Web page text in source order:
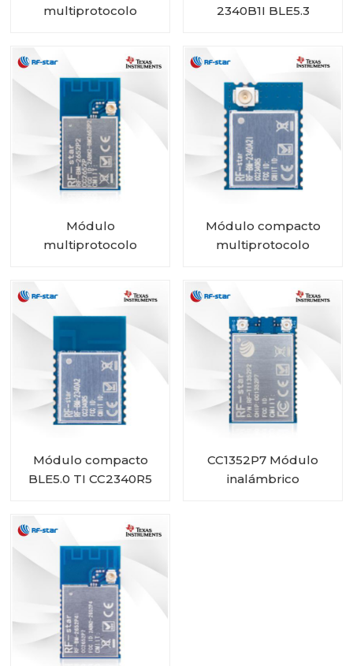
multiprotocolo
2340B1I BLE5.3
Módulo
multiprotocolo
Módulo compacto
multiprotocolo
Módulo compacto
BLE5.0 TI CC2340R5
CC1352P7 Módulo
inalámbrico